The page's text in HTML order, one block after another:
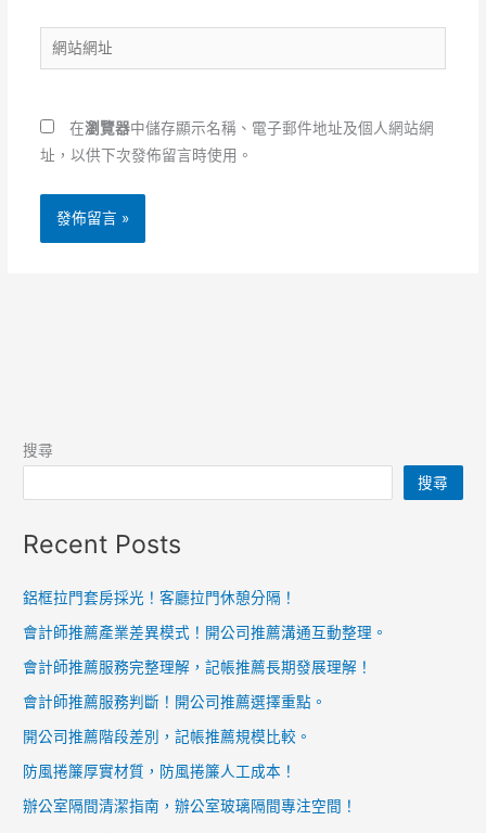
件
地
*
站
址
在瀏覽器中儲存顯示名稱、電子郵件地址及個人網站網
址，以供下次發佈留言時使用。
搜尋
搜尋
Recent Posts
鋁框拉門套房採光！客廳拉門休憩分隔！
會計師推薦產業差異模式！開公司推薦溝通互動整理。
會計師推薦服務完整理解，記帳推薦長期發展理解！
會計師推薦服務判斷！開公司推薦選擇重點。
開公司推薦階段差別，記帳推薦規模比較。
防風捲簾厚實材質，防風捲簾人工成本！
辦公室隔間清潔指南，辦公室玻璃隔間專注空間！